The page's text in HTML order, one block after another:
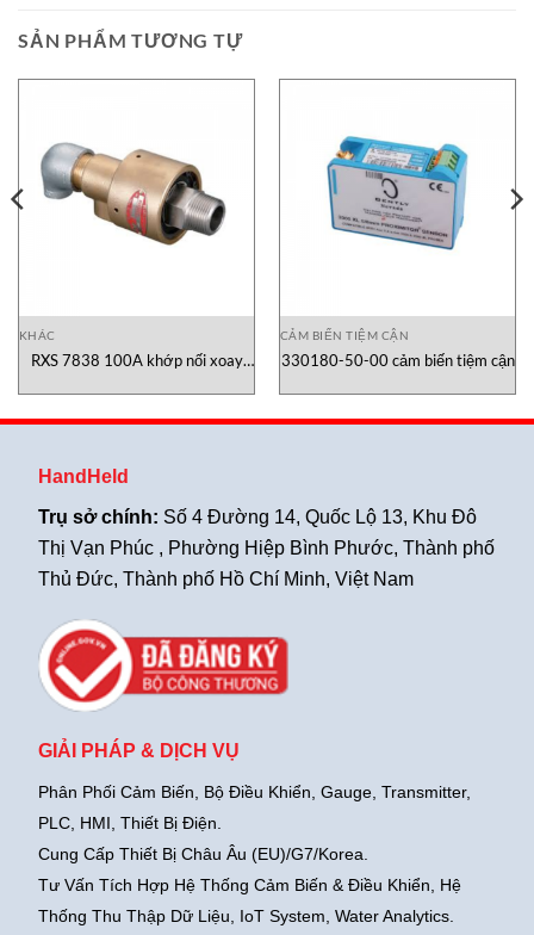
SẢN PHẨM TƯƠNG TỰ
KHÁC
RXS 7838 100A khớp nối xoay
CẢM BIẾN TIỆM CẬN
330180-50-00 cảm biến tiệm cận
HandHeld
Trụ sở chính: Số 4 Đường 14, Quốc Lộ 13, Khu Đô
Thị Vạn Phúc , Phường Hiệp Bình Phước, Thành phố
Thủ Đức, Thành phố Hồ Chí Minh, Việt Nam
GIẢI PHÁP & DỊCH VỤ
Phân Phối Cảm Biến, Bộ Điều Khiển, Gauge, Transmitter,
PLC, HMI, Thiết Bị Điện.
Cung Cấp Thiết Bị Châu Âu (EU)/G7/Korea.
Tư Vấn Tích Hợp Hệ Thống Cảm Biến & Điều Khiển, Hệ
Thống Thu Thập Dữ Liệu, IoT System, Water Analytics.